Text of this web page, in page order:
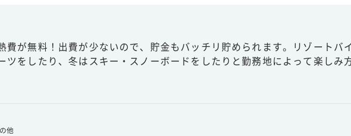
費が無料！出費が少ないので、貯金もバッチリ貯められます。リゾートバ
ツをしたり、冬はスキー・スノーボードをしたりと勤務地によって楽しみ
他